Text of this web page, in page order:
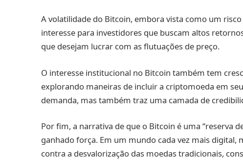
A volatilidade do Bitcoin, embora vista como um
interesse para investidores que buscam altos
que desejam lucrar com as flutuações de preço.
O interesse institucional no Bitcoin também tem
explorando maneiras de incluir a criptomoeda em
demanda, mas também traz uma camada de
Por fim, a narrativa de que o Bitcoin é uma “reserva
ganhado força. Em um mundo cada vez mais
contra a desvalorização das moedas tradicionais,